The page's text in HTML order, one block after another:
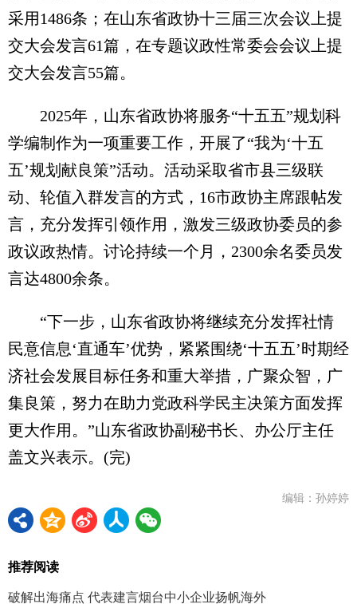
采用1486条；在山东省政协十三届三次会议上提
交大会发言61篇，在专题议政性常委会会议上提
交大会发言55篇。
2025年，山东省政协将服务“十五五”规划科
学编制作为一项重要工作，开展了“我为‘十五
五’规划献良策”活动。活动采取省市县三级联
动、轮值入群发言的方式，16市政协主席跟帖发
言，充分发挥引领作用，激发三级政协委员的参
政议政热情。讨论持续一个月，2300余名委员发
言达4800余条。
“下一步，山东省政协将继续充分发挥社情
民意信息‘直通车’优势，紧紧围绕‘十五五’时期经
济社会发展目标任务和重大举措，广聚众智，广
集良策，努力在助力党政科学民主决策方面发挥
更大作用。”山东省政协副秘书长、办公厅主任
盖文兴表示。(完)
编辑：孙婷婷
推荐阅读
破解出海痛点 代表建言烟台中小企业扬帆海外